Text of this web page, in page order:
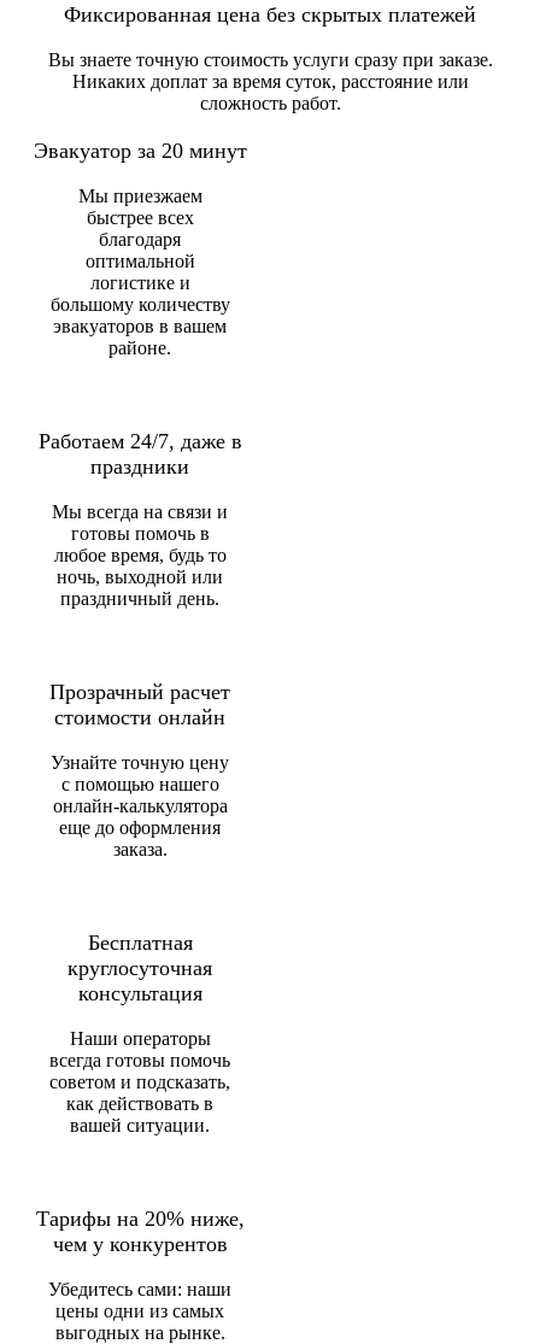
Фиксированная цена без скрытых платежей
Вы знаете точную стоимость услуги сразу при заказе.
Никаких доплат за время суток, расстояние или
сложность работ.
Эвакуатор за 20 минут
Мы приезжаем
быстрее всех
благодаря
оптимальной
логистике и
большому количеству
эвакуаторов в вашем
районе.
Работаем 24/7, даже в
праздники
Мы всегда на связи и
готовы помочь в
любое время, будь то
ночь, выходной или
праздничный день.
Прозрачный расчет
стоимости онлайн
Узнайте точную цену
с помощью нашего
онлайн-калькулятора
еще до оформления
заказа.
Бесплатная
круглосуточная
консультация
Наши операторы
всегда готовы помочь
советом и подсказать,
как действовать в
вашей ситуации.
Тарифы на 20% ниже,
чем у конкурентов
Убедитесь сами: наши
цены одни из самых
выгодных на рынке.